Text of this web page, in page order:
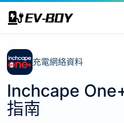
充電網絡資料
Inchcape
指南